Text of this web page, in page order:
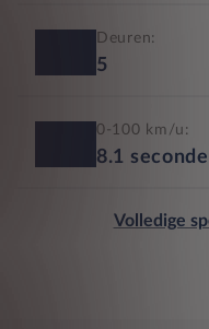
Deuren:
5
0-100 km/u:
8.1
Volledige